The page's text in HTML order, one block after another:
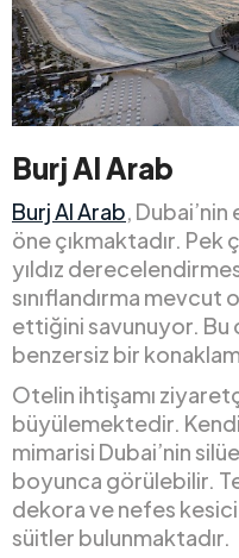
Burj Al Arab
Burj Al Arab,
öne çıkmaktadır.
yıldız
sınıflandırma mevcut
ettiğini savunuyor.
benzersiz bir
Otelin ihtişamı
büyülemektedir.
mimarisi Dubai’nin
boyunca görülebilir.
dekora ve nefes
süitler bulunmaktadır.